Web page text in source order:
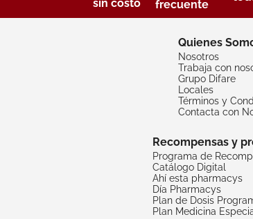
sin costo
frecuente
Quienes
Nosotros
Trabaja con
Grupo Difare
Locales
Términos y
Contacta con
Recompensas y
Programa de
Catálogo Digital
Ahí esta pharmacys
Día Pharmacys
Plan de Dosis
Plan Medicina